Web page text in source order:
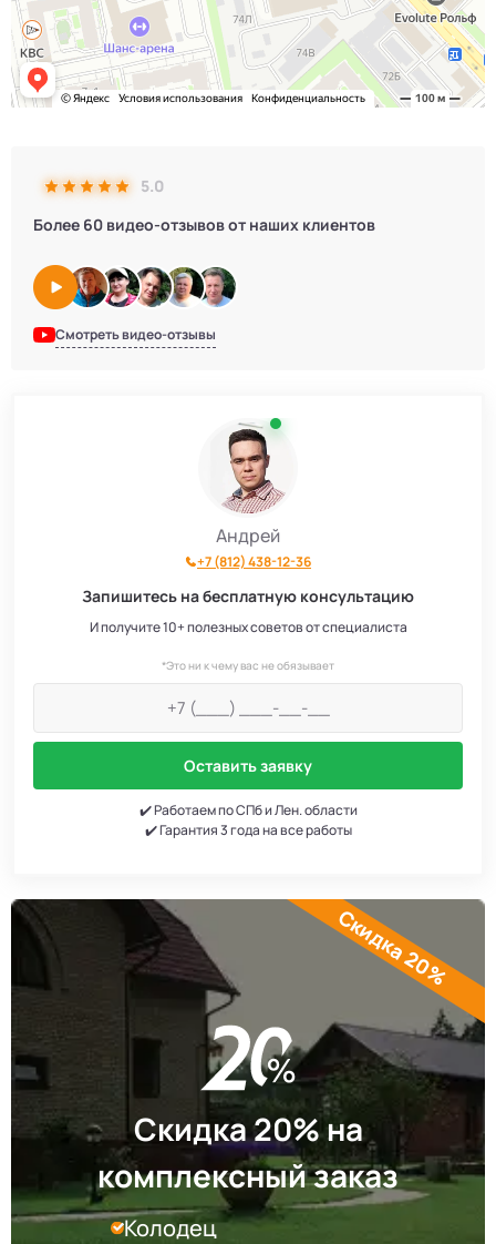
5.0
Более 60 видео-отзывов от наших клиентов
Смотреть видео-отзывы
Андрей
+7 (812) 438-12-36
Запишитесь на бесплатную консультацию
И получите 10+ полезных советов от специалиста
*Это ни к чему вас не обязывает
Оставить заявку
✔️ Работаем по СПб и Лен. области
✔️ Гарантия 3 года на все работы
Скидка 20% на
комплексный заказ
Колодец
Скидка 20%